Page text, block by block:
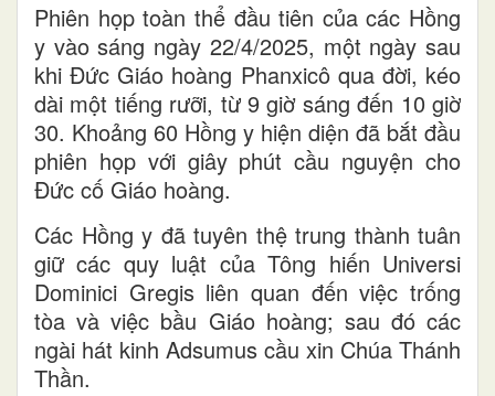
Phiên họp toàn thể đầu tiên của các Hồng
y vào sáng ngày 22/4/2025, một ngày sau
khi Đức Giáo hoàng Phanxicô qua đời, kéo
dài một tiếng rưỡi, từ 9 giờ sáng đến 10 giờ
30. Khoảng 60 Hồng y hiện diện đã bắt đầu
phiên họp với giây phút cầu nguyện cho
Đức cố Giáo hoàng.
Các Hồng y đã tuyên thệ trung thành tuân
giữ các quy luật của Tông hiến Universi
Dominici Gregis liên quan đến việc trống
tòa và việc bầu Giáo hoàng; sau đó các
ngài hát kinh Adsumus cầu xin Chúa Thánh
Thần.